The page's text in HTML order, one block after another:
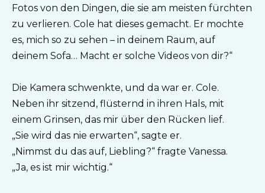
Fotos von den Dingen, die sie am meisten fürchten
zu verlieren. Cole hat dieses gemacht. Er mochte
es, mich so zu sehen – in deinem Raum, auf
deinem Sofa… Macht er solche Videos von dir?“
Die Kamera schwenkte, und da war er. Cole.
Neben ihr sitzend, flüsternd in ihren Hals, mit
einem Grinsen, das mir über den Rücken lief.
„Sie wird das nie erwarten“, sagte er.
„Nimmst du das auf, Liebling?“ fragte Vanessa.
„Ja, es ist mir wichtig.“